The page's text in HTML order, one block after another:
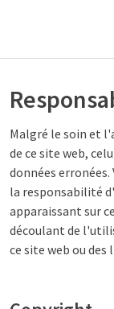
Malgré le soin et
de ce site web,
données
la responsabilité
apparaissant sur
découlant de
ce site web ou des